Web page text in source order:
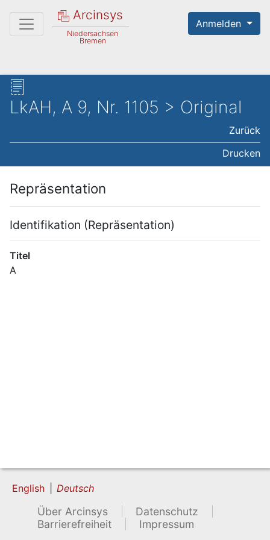
Arcinsys
Niedersachsen
Bremen
Anmelden
LkAH, A 9, Nr. 1105 > Original
Zurück
Drucken
Repräsentation
Identifikation (Repräsentation)
Titel
A
English Deutsch
Über Arcinsys
Datenschutz
Barrierefreiheit
Impressum